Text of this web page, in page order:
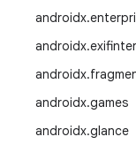
androidx.
androidx.
androidx.
androidx.games
androidx.glance